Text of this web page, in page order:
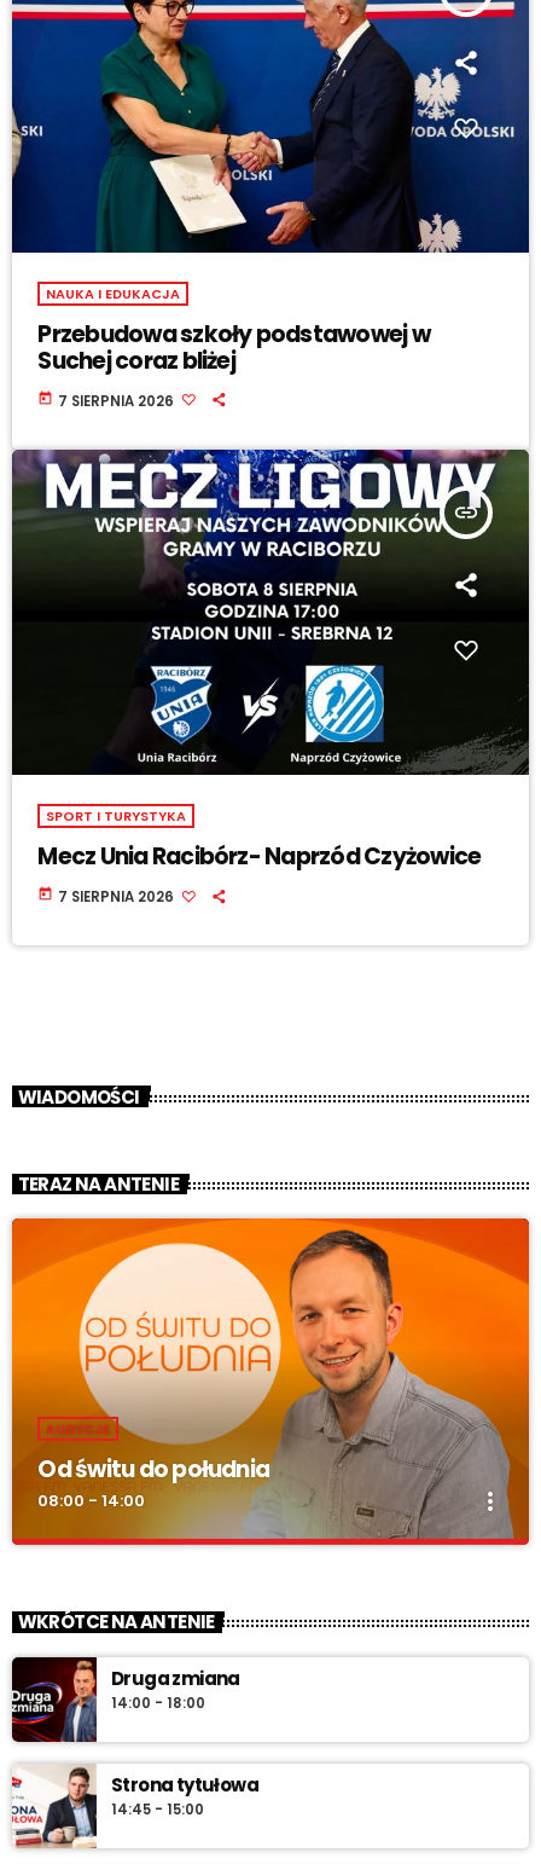
NAUKA I EDUKACJA
Przebudowa szkoły podstawowej w
Suchej coraz bliżej
today 7 SIERPNIA 2026
insert_link
SPORT I TURYSTYKA
Mecz Unia Racibórz- Naprzód Czyżowice
today 7 SIERPNIA 2026
WIADOMOŚCI
TERAZ NA ANTENIE
AUDYCJE
Od świtu do południa
08:00 - 14:00 more_vert
„Od świtu do południa” – poranny program Radia Vanessa od
poniedziałku do soboty w godz. 6:00–12:00. Jakub Koniński
serwuje lokalne informacje, pogodę, przegląd wydarzeń i
najlepszą muzykę, która towarzyszy od pierwszych chwil dnia aż
WKRÓTCE NA ANTENIE
Druga zmiana
14:00 - 18:00
Strona tytułowa
14:45 - 15:00